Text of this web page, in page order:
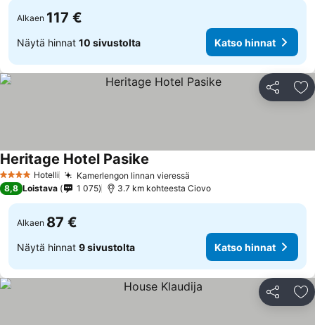
Alkaen 117 €
Näytä hinnat 10 sivustolta Katso hinnat
Jaa
4 Tähtiluokitus
Hotelli Kamerlengon linnan vieressä
Heritage Hotel Pasike
8,8 Loistava 1 075 3.7 km kohteesta Ciovo
Alkaen 87 €
Näytä hinnat 9 sivustolta Katso hinnat
Jaa